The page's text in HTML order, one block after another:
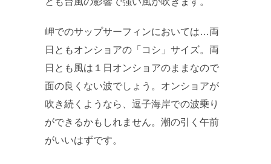
岬でのサップサーフィンにおいては…両
日ともオンショアの「コシ」サイズ。両
日とも風は１日オンショアのままなので
面の良くない波でしょう。オンショアが
吹き続くようなら、逗子海岸での波乗り
ができるかもしれません。潮の引く午前
がいいはずです。